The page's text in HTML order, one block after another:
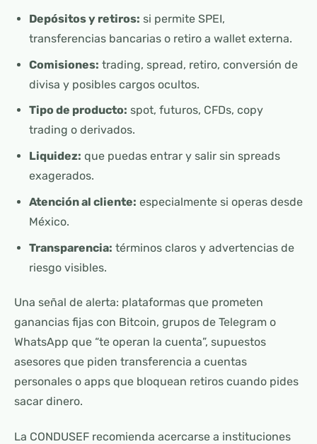
Depósitos y retiros: si permite SPEI,
transferencias bancarias o retiro a wallet externa.
Comisiones: trading, spread, retiro, conversión de
divisa y posibles cargos ocultos.
Tipo de producto: spot, futuros, CFDs, copy
trading o derivados.
Liquidez: que puedas entrar y salir sin spreads
exagerados.
Atención al cliente: especialmente si operas desde
México.
Transparencia: términos claros y advertencias de
riesgo visibles.
Una señal de alerta: plataformas que prometen
ganancias fijas con Bitcoin, grupos de Telegram o
WhatsApp que “te operan la cuenta”, supuestos
asesores que piden transferencia a cuentas
personales o apps que bloquean retiros cuando pides
sacar dinero.
La CONDUSEF recomienda acercarse a instituciones